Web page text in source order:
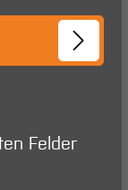
Felder